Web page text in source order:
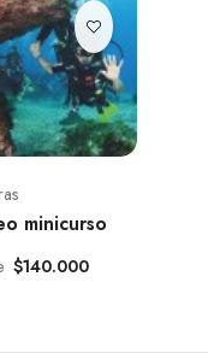
minicurso
$140.000